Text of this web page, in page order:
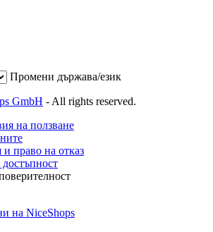
Промени държава/език
GmbH - All rights reserved.
на ползване
право на отказ
на NiceShops